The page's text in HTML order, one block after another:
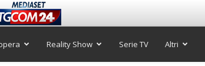
Reality Show Serie TV Altri